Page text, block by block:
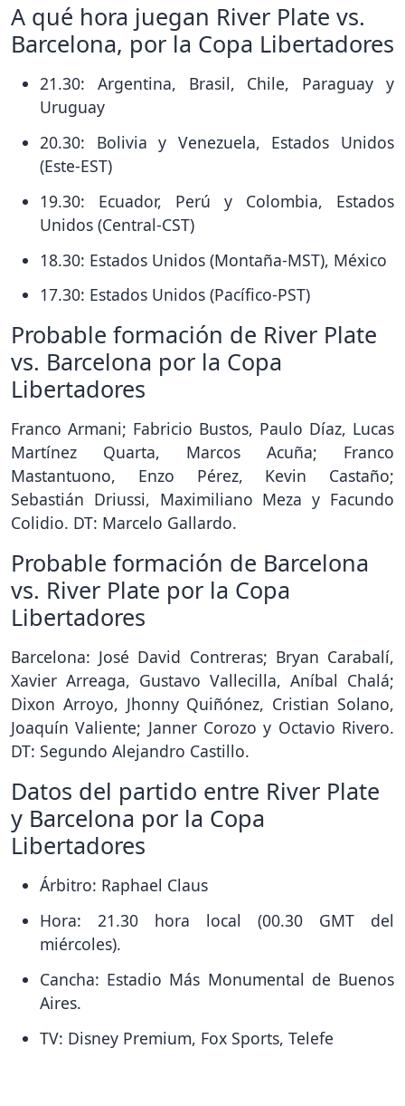
A qué hora juegan River Plate vs.
Barcelona, por la Copa Libertadores
21.30: Argentina, Brasil, Chile, Paraguay y
Uruguay
20.30: Bolivia y Venezuela, Estados Unidos
(Este-EST)
19.30: Ecuador, Perú y Colombia, Estados
Unidos (Central-CST)
18.30: Estados Unidos (Montaña-MST), México
17.30: Estados Unidos (Pacífico-PST)
Probable formación de River Plate
vs. Barcelona por la Copa
Libertadores
Franco Armani; Fabricio Bustos, Paulo Díaz, Lucas
Martínez Quarta, Marcos Acuña; Franco
Mastantuono, Enzo Pérez, Kevin Castaño;
Sebastián Driussi, Maximiliano Meza y Facundo
Colidio. DT: Marcelo Gallardo.
Probable formación de Barcelona
vs. River Plate por la Copa
Libertadores
Barcelona: José David Contreras; Bryan Carabalí,
Xavier Arreaga, Gustavo Vallecilla, Aníbal Chalá;
Dixon Arroyo, Jhonny Quiñónez, Cristian Solano,
Joaquín Valiente; Janner Corozo y Octavio Rivero.
DT: Segundo Alejandro Castillo.
Datos del partido entre River Plate
y Barcelona por la Copa
Libertadores
Árbitro: Raphael Claus
Hora: 21.30 hora local (00.30 GMT del
miércoles).
Cancha: Estadio Más Monumental de Buenos
Aires.
TV: Disney Premium, Fox Sports, Telefe